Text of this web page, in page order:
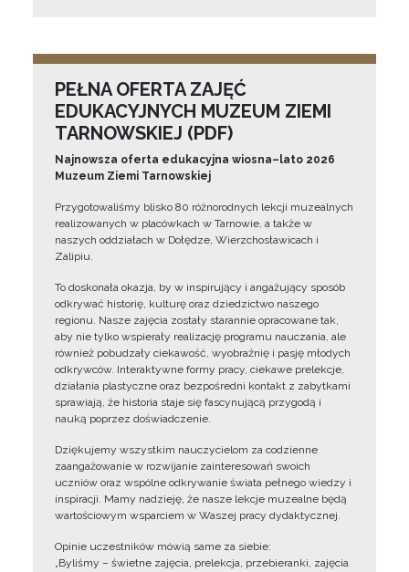
PEŁNA OFERTA ZAJĘĆ
EDUKACYJNYCH MUZEUM ZIEMI
TARNOWSKIEJ (PDF)
Najnowsza oferta edukacyjna wiosna–lato 2026
Muzeum Ziemi Tarnowskiej
Przygotowaliśmy blisko 80 różnorodnych lekcji muzealnych
realizowanych w placówkach w Tarnowie, a także w
naszych oddziałach w Dołędze, Wierzchosławicach i
Zalipiu.
To doskonała okazja, by w inspirujący i angażujący sposób
odkrywać historię, kulturę oraz dziedzictwo naszego
regionu. Nasze zajęcia zostały starannie opracowane tak,
aby nie tylko wspierały realizację programu nauczania, ale
również pobudzały ciekawość, wyobraźnię i pasję młodych
odkrywców. Interaktywne formy pracy, ciekawe prelekcje,
działania plastyczne oraz bezpośredni kontakt z zabytkami
sprawiają, że historia staje się fascynującą przygodą i
nauką poprzez doświadczenie.
Dziękujemy wszystkim nauczycielom za codzienne
zaangażowanie w rozwijanie zainteresowań swoich
uczniów oraz wspólne odkrywanie świata pełnego wiedzy i
inspiracji. Mamy nadzieję, że nasze lekcje muzealne będą
wartościowym wsparciem w Waszej pracy dydaktycznej.
Opinie uczestników mówią same za siebie:
„Byliśmy – świetne zajęcia, prelekcja, przebieranki, zajęcia